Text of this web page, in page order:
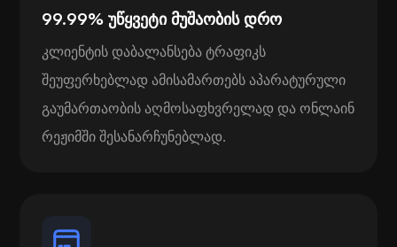
99.99% უწყვეტი მუშაობის დრო
კლიენტის დაბალანსება ტრაფიკს
შეუფერხებლად ამისამართებს აპარატურული
გაუმართაობის აღმოსაფხვრელად და ონლაინ
რეჟიმში შესანარჩუნებლად.